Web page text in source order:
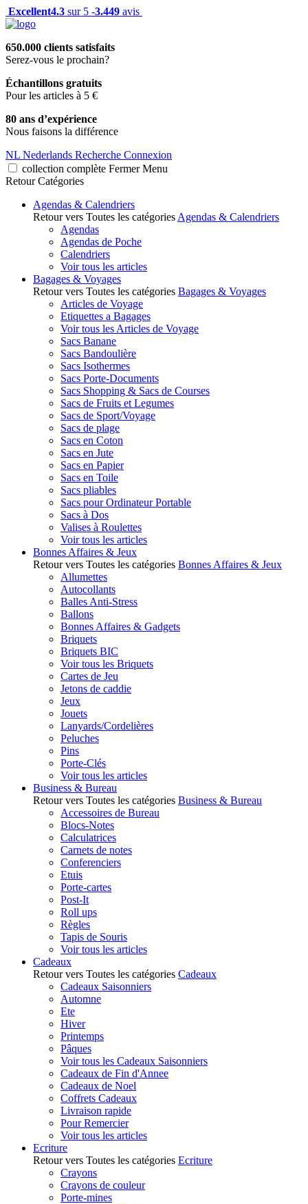
Excellent4.3 sur 5 -3.449 avis
650.000 clients satisfaits
Serez-vous le prochain?
Échantillons gratuits
Pour les articles à 5 €
80 ans d’expérience
Nous faisons la différence
NL Nederlands Recherche Connexion
collection complète Fermer Menu
Retour Catégories
Agendas & Calendriers
Retour vers Toutes les catégories Agendas & Calendriers
Agendas
Agendas de Poche
Calendriers
Voir tous les articles
Bagages & Voyages
Retour vers Toutes les catégories Bagages & Voyages
Articles de Voyage
Etiquettes a Bagages
Voir tous les Articles de Voyage
Sacs Banane
Sacs Bandoulière
Sacs Isothermes
Sacs Porte-Documents
Sacs Shopping & Sacs de Courses
Sacs de Fruits et Legumes
Sacs de Sport/Voyage
Sacs de plage
Sacs en Coton
Sacs en Jute
Sacs en Papier
Sacs en Toile
Sacs pliables
Sacs pour Ordinateur Portable
Sacs à Dos
Valises à Roulettes
Voir tous les articles
Bonnes Affaires & Jeux
Retour vers Toutes les catégories Bonnes Affaires & Jeux
Allumettes
Autocollants
Balles Anti-Stress
Ballons
Bonnes Affaires & Gadgets
Briquets
Briquets BIC
Voir tous les Briquets
Cartes de Jeu
Jetons de caddie
Jeux
Jouets
Lanyards/Cordelières
Peluches
Pins
Porte-Clés
Voir tous les articles
Business & Bureau
Retour vers Toutes les catégories Business & Bureau
Accessoires de Bureau
Blocs-Notes
Calculatrices
Carnets de notes
Conferenciers
Etuis
Porte-cartes
Post-It
Roll ups
Règles
Tapis de Souris
Voir tous les articles
Cadeaux
Retour vers Toutes les catégories Cadeaux
Cadeaux Saisonniers
Automne
Ete
Hiver
Printemps
Pâques
Voir tous les Cadeaux Saisonniers
Cadeaux de Fin d'Annee
Cadeaux de Noel
Coffrets Cadeaux
Livraison rapide
Pour Remercier
Voir tous les articles
Ecriture
Retour vers Toutes les catégories Ecriture
Crayons
Crayons de couleur
Porte-mines